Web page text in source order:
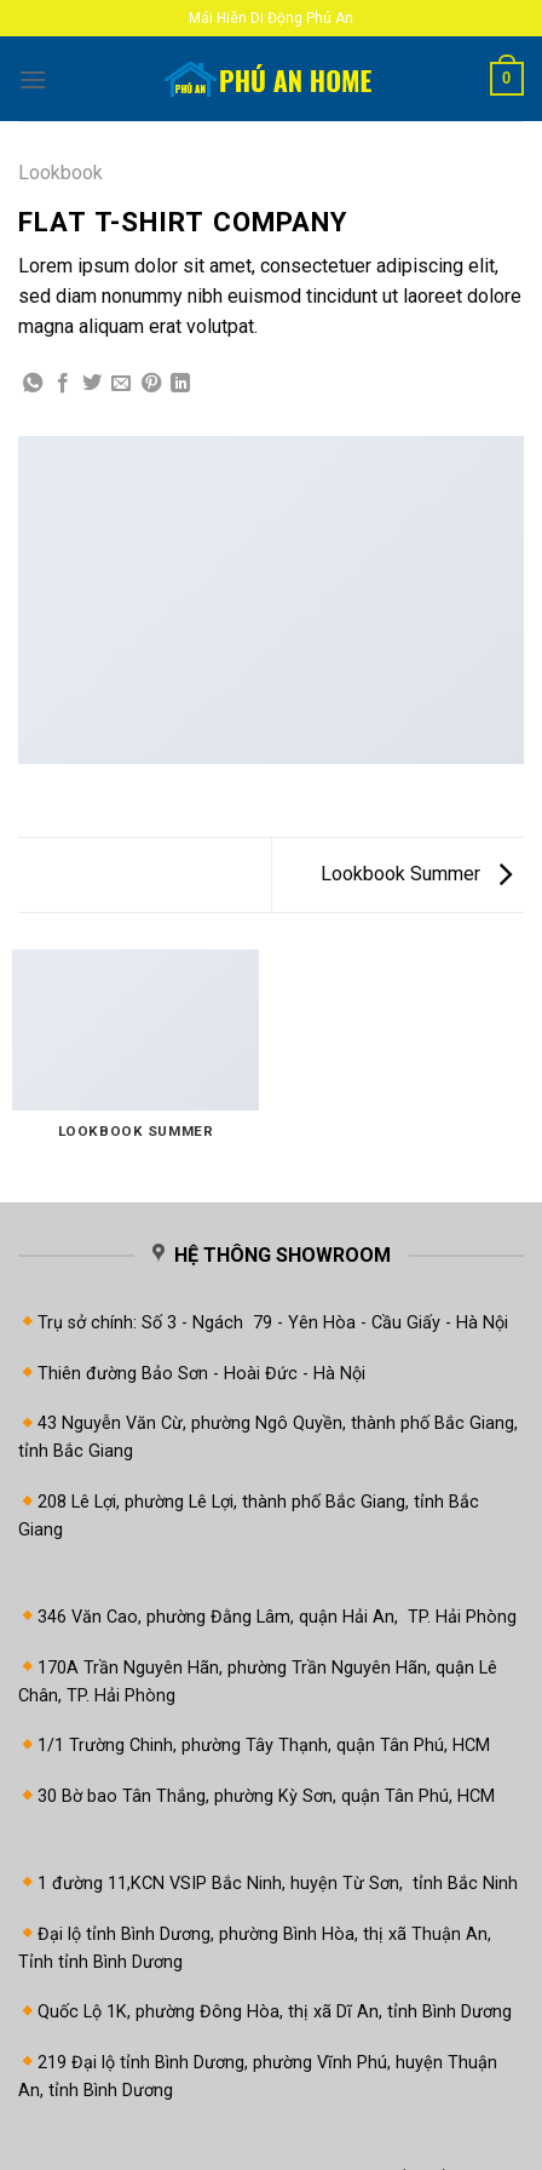
to
content
Mái Hiên Di Động Phú An
0
Lookbook
FLAT T-SHIRT COMPANY
Lorem ipsum dolor sit amet, consectetuer adipiscing elit,
sed diam nonummy nibh euismod tincidunt ut laoreet dolore
magna aliquam erat volutpat.
Lookbook Summer
LOOKBOOK SUMMER
HỆ THÔNG SHOWROOM
Trụ sở chính: Số 3 - Ngách 79 - Yên Hòa - Cầu Giấy - Hà Nội
Thiên đường Bảo Sơn - Hoài Đức - Hà Nội
43 Nguyễn Văn Cừ, phường Ngô Quyền, thành phố Bắc Giang,
tỉnh Bắc Giang
208 Lê Lợi, phường Lê Lợi, thành phố Bắc Giang, tỉnh Bắc
Giang
346 Văn Cao, phường Đằng Lâm, quận Hải An, TP. Hải Phòng
170A Trần Nguyên Hãn, phường Trần Nguyên Hãn, quận Lê
Chân, TP. Hải Phòng
1/1 Trường Chinh, phường Tây Thạnh, quận Tân Phú, HCM
30 Bờ bao Tân Thắng, phường Kỳ Sơn, quận Tân Phú, HCM
1 đường 11,KCN VSIP Bắc Ninh, huyện Từ Sơn, tỉnh Bắc Ninh
Đại lộ tỉnh Bình Dương, phường Bình Hòa, thị xã Thuận An,
Tỉnh tỉnh Bình Dương
Quốc Lộ 1K, phường Đông Hòa, thị xã Dĩ An, tỉnh Bình Dương
219 Đại lộ tỉnh Bình Dương, phường Vĩnh Phú, huyện Thuận
An, tỉnh Bình Dương